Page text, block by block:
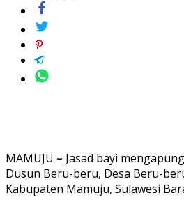
MAMUJU – Jasad bayi
Dusun Beru-beru, Desa Beru-
Kabupaten Mamuju, Sulawesi